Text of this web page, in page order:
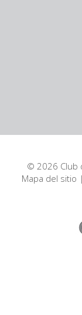
© 2026 Club
Mapa del sitio |